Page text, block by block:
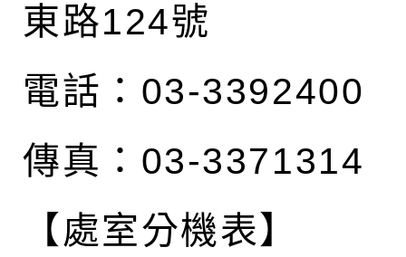
東路124號
電話：03-3392400
傳真：03-3371314
【處室分機表】